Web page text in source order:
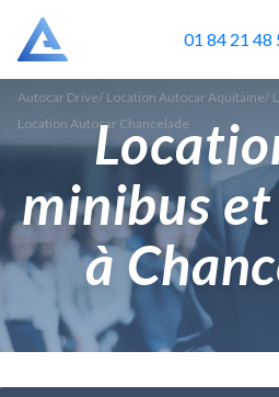
01 84 21 48
Autocar Drive/ Location Autocar Aquitaine/
Location Autocar Chancelade
minibus
à